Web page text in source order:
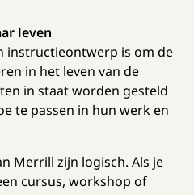
leven
instructieontwerp is om de
in het leven van de
in staat worden gesteld
te passen in hun werk en
Merrill zijn logisch. Als je
cursus, workshop of